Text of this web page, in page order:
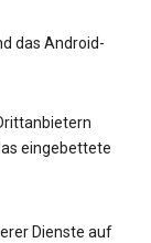
das Android-
eingebettete
Dienste auf